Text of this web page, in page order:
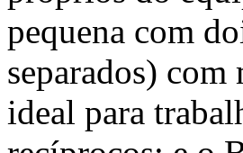
pequena com
separados) com
ideal para